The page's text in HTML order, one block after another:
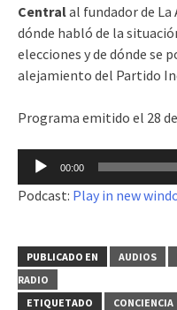
Centralal fundador de
dónde habló de la
elecciones y de dónde se
alejamiento del Partido
Programa emitido el 28
Reproductor
audio
00:00
Podcast: Play in new
PUBLICADO EN AUDIOS
RADIO
ETIQUETADO
CONCIENCIA